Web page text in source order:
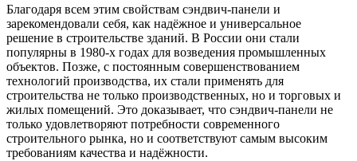
Благодаря всем этим свойствам сэндвич-панели и
зарекомендовали себя, как надёжное и универсальное
решение в строительстве зданий. В России они стали
популярны в 1980-х годах для возведения промышленных
объектов. Позже, с постоянным совершенствованием
технологий производства, их стали применять для
строительства не только производственных, но и торговых и
жилых помещений. Это доказывает, что сэндвич-панели не
только удовлетворяют потребности современного
строительного рынка, но и соответствуют самым высоким
требованиям качества и надёжности.